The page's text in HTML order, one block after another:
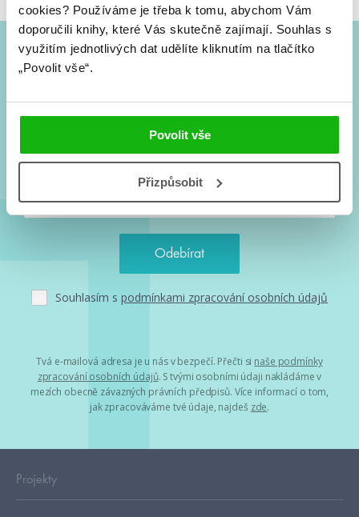
cookies? Používáme je třeba k tomu, abychom Vám
doporučili knihy, které Vás skutečně zajímají. Souhlas s
využitím jednotlivých dat udělíte kliknutím na tlačítko
„Povolit vše“.
Povolit vše
Přizpůsobit
Vše kolem #youngadult každý měsíc rovnou do mailu!
a seriálové adaptace a další.
Souhlasím s podmínkami zpracování osobních údajů
Tvá e-mailová adresa je u nás v bezpečí. Přečti si naše podmínky
zpracování osobních údajů. S tvými osobními údaji nakládáme v
mezích obecně závazných právních předpisů. Více informací o tom,
jak zpracováváme tvé údaje, najdeš zde.
Projekty